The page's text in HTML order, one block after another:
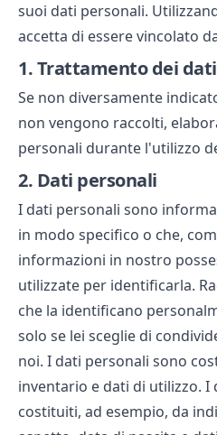
suoi dati personali.
accetta di essere vincolato
1.Trattamento dei
Se non diversamente
non vengono raccolti,
personali durante l'utilizzo
2. Dati personali
I dati personali sono
in modo specifico o che,
informazioni in nostro
utilizzate per identificarla.
che la identificano
solo se lei sceglie di
noi. I dati personali sono
inventario e dati di utilizzo.
costituiti, ad esempio, da